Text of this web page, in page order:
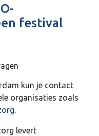
festival
kun je contact
organisaties zoals
levert